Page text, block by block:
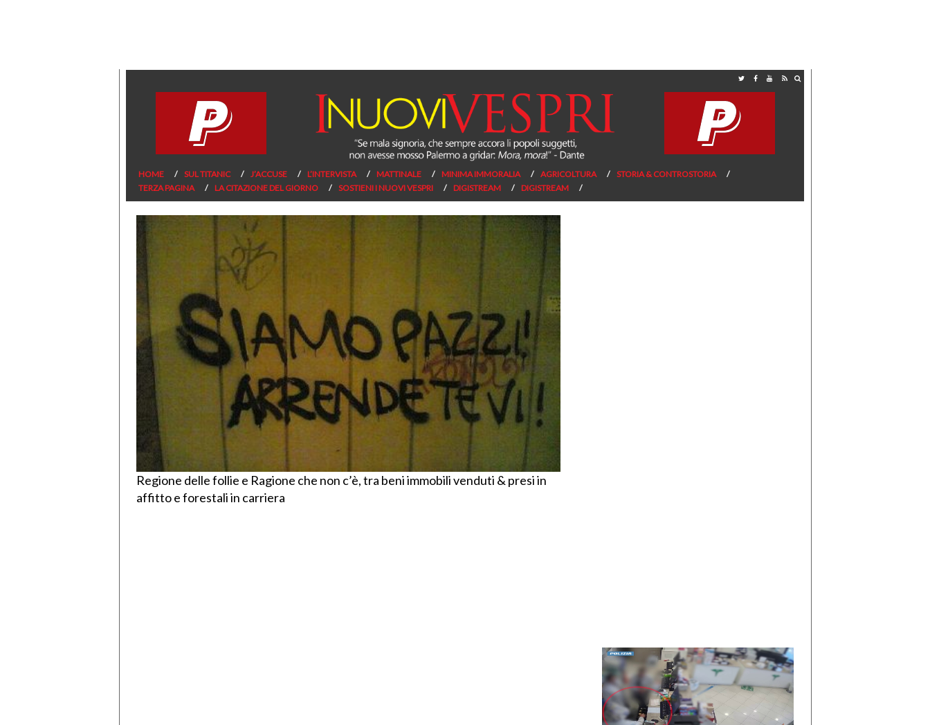
HOME SUL TITANIC J’ACCUSE L’INTERVISTA MATTINALE MINIMA IMMORALIA AGRICOLTURA
STORIA & CONTROSTORIA
TERZA PAGINA
LA CITAZIONE DEL GIORNO SOSTIENI I NUOVI VESPRI DIGISTREAM DIGISTREAM
Regione delle follie e Ragione che non c’è, tra beni immobili venduti & presi in
affitto e forestali in carriera